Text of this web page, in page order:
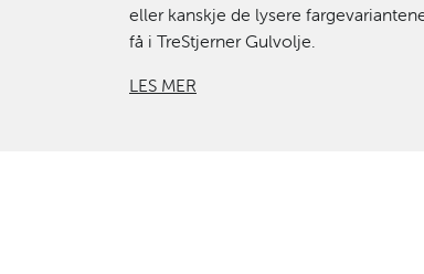
eller kanskje de lysere
få i TreStjerner Gulvolje.
LES MER